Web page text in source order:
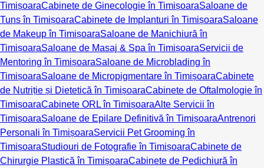
TimișoaraCabinete de Ginecologie în TimișoaraSaloane de
Tuns în TimișoaraCabinete de Implanturi în TimișoaraSaloane
de Makeup în TimișoaraSaloane de Manichiură în
TimișoaraSaloane de Masaj & Spa în TimișoaraServicii de
Mentoring în TimișoaraSaloane de Microblading în
TimișoaraSaloane de Micropigmentare în TimișoaraCabinete
de Nutriție și Dietetică în TimișoaraCabinete de Oftalmologie în
TimișoaraCabinete ORL în TimișoaraAlte Servicii în
TimișoaraSaloane de Epilare Definitivă în TimișoaraAntrenori
Personali în TimișoaraServicii Pet Grooming în
TimișoaraStudiouri de Fotografie în TimișoaraCabinete de
Chirurgie Plastică în TimișoaraCabinete de Pedichiură în